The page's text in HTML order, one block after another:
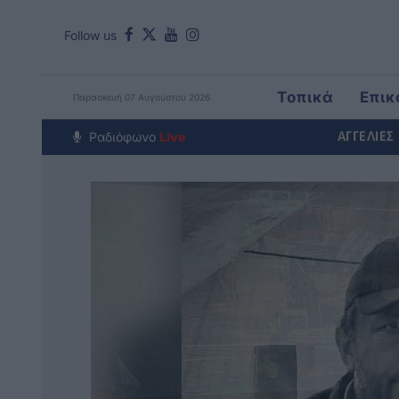
Follow us
Παρασκευή 07 Αυγούστου 2026 Τοπικά
Around The
Ραδιόφωνο Live ΑΓΓΕΛΙΕΣ